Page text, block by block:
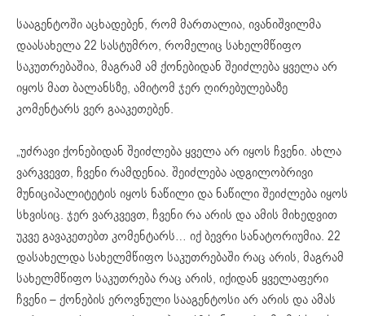
სააგენტოში აცხადებენ, რომ მართალია, ივანიშვილმა
დაასახელა 22 სასტუმრო, რომელიც სახელმწიფო
საკუთრებაშია, მაგრამ ამ ქონებიდან შეიძლება ყველა არ
იყოს მათ ბალანსზე, ამიტომ ჯერ ღირებულებაზე
კომენტარს ვერ გააკეთებენ.
„უძრავი ქონებიდან შეიძლება ყველა არ იყოს ჩვენი. ახლა
ვარკვევთ, ჩვენი რამდენია. შეიძლება ადგილობრივი
მუნიციპალიტეტის იყოს ნაწილი და ნაწილი შეიძლება იყოს
სხვისიც. ჯერ ვარკვევთ, ჩვენი რა არის და ამის მიხედვით
უკვე გავაკეთებთ კომენტარს… იქ ბევრი სანატორიუმია. 22
დასახელდა სახელმწიფო საკუთრებაში რაც არის, მაგრამ
სახელმწიფო საკუთრება რაც არის, იქიდან ყველაფერი
ჩვენი – ქონების ეროვნული სააგენტოსი არ არის და ამას